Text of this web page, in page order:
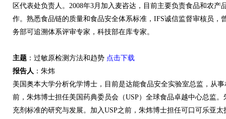
区代表处负责人。2008年3月加入麦咨达，目前主要负责食品和农
作。熟悉食品链的质量和食品安全体系标准，IFS诚信监督审核员
务部可追溯体系评审专家，科技部在库专家。
主题 ：过敏原检测方法和趋势 点击下载
报告人 ：朱炜
美国奥本大学分析化学博士，目前是达能食品安全实验室总监，从
前，朱炜博士担任美国药典委员会（USP）全球食品卓越中心总监
充剂标准的研究与发展。加入USP之前，朱炜博士担任可口可乐亚